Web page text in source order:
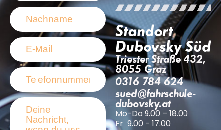
Standort
Dubovsky Süd
Triester Straße 432,
8055 Graz
0316 784 624
sued@fahrschule-
dubovsky.at
Mo-Do 9.00 – 18.00
Fr 9.00 – 17.00